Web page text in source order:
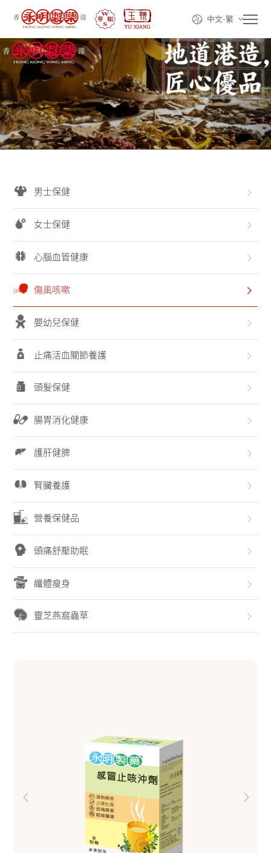
中文-繁
首頁
走進永明
產品系列
線上購買
動態資訊
聯系我們
男士保健
女士保健
心腦血管健康
傷風咳嗽
嬰幼兒保健
止痛活血關節養護
頭髮保健
腸胃消化健康
護肝健脾
腎臟養護
營養保健品
頭痛舒壓助眠
纖體瘦身
靈芝燕窩蟲草